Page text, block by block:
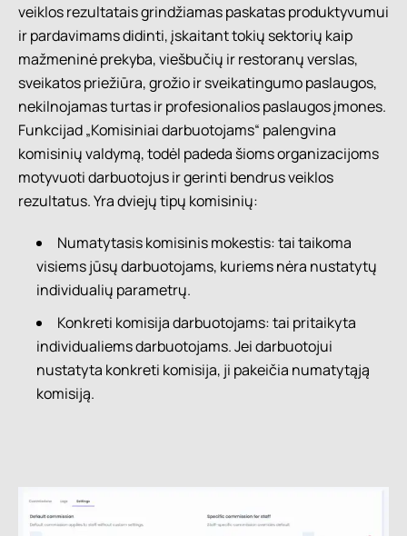
veiklos rezultatais grindžiamas paskatas produktyvumui
ir pardavimams didinti, įskaitant tokių sektorių kaip
mažmeninė prekyba, viešbučių ir restoranų verslas,
sveikatos priežiūra, grožio ir sveikatingumo paslaugos,
nekilnojamas turtas ir profesionalios paslaugos įmones.
Funkcijad „Komisiniai darbuotojams“ palengvina
komisinių valdymą, todėl padeda šioms organizacijoms
motyvuoti darbuotojus ir gerinti bendrus veiklos
rezultatus. Yra dviejų tipų komisinių:
Numatytasis komisinis mokestis: tai taikoma
visiems jūsų darbuotojams, kuriems nėra nustatytų
individualių parametrų.
Konkreti komisija darbuotojams: tai pritaikyta
individualiems darbuotojams. Jei darbuotojui
nustatyta konkreti komisija, ji pakeičia numatytąją
komisiją.